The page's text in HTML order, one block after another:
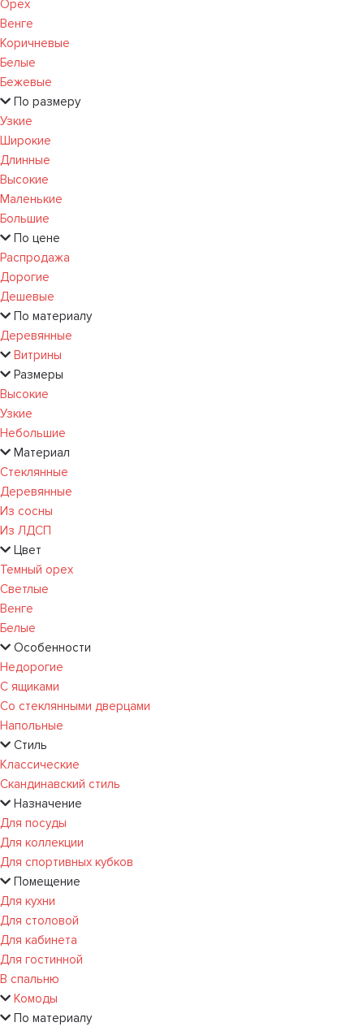
Орех
Венге
Коричневые
Белые
Бежевые
По размеру
Узкие
Широкие
Длинные
Высокие
Маленькие
Большие
По цене
Распродажа
Дорогие
Дешевые
По материалу
Деревянные
Витрины
Размеры
Высокие
Узкие
Небольшие
Материал
Стеклянные
Деревянные
Из сосны
Из ЛДСП
Цвет
Темный орех
Светлые
Венге
Белые
Особенности
Недорогие
С ящиками
Со стеклянными дверцами
Напольные
Стиль
Классические
Скандинавский стиль
Назначение
Для посуды
Для коллекции
Для спортивных кубков
Помещение
Для кухни
Для столовой
Для кабинета
Для гостинной
В спальню
Комоды
По материалу